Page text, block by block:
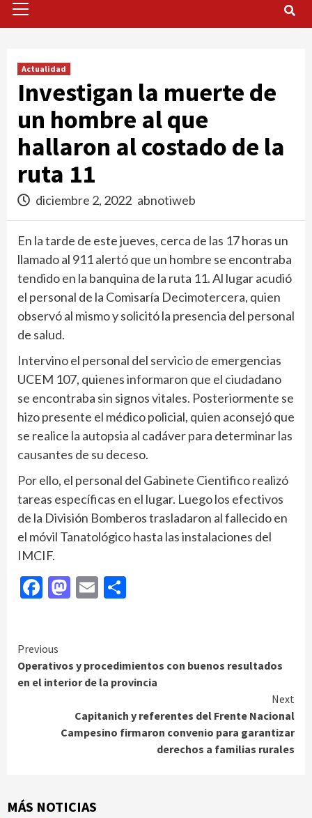
Menu
Actualidad
Investigan la muerte de
un hombre al que
hallaron al costado de la
ruta 11
diciembre 2, 2022 abnotiweb
En la tarde de este jueves, cerca de las 17 horas un
llamado al 911 alertó que un hombre se encontraba
tendido en la banquina de la ruta 11. Al lugar acudió
el personal de la Comisaría Decimotercera, quien
observó al mismo y solicitó la presencia del personal
de salud.
Intervino el personal del servicio de emergencias
UCEM 107, quienes informaron que el ciudadano
se encontraba sin signos vitales. Posteriormente se
hizo presente el médico policial, quien aconsejó que
se realice la autopsia al cadáver para determinar las
causantes de su deceso.
Por ello, el personal del Gabinete Cientifico realizó
tareas específicas en el lugar. Luego los efectivos
de la División Bomberos trasladaron al fallecido en
el móvil Tanatológico hasta las instalaciones del
IMCIF.
Facebook
Mastodon
Email
Continue
Reading
Previous
Operativos y procedimientos con buenos resultados
en el interior de la provincia
Next
Capitanich y referentes del Frente Nacional
Campesino firmaron convenio para garantizar
derechos a familias rurales
MÁS NOTICIAS